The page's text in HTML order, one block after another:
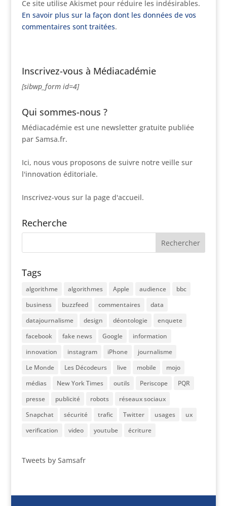
Ce site utilise Akismet pour réduire les indésirables.
En savoir plus sur la façon dont les données de vos
commentaires sont traitées.
Inscrivez-vous à Médiacadémie
[sibwp_form id=4]
Qui sommes-nous ?
Médiacadémie est une newsletter gratuite publiée
par Samsa.fr.
Ici, nous vous proposons de suivre notre veille sur
l'innovation éditoriale.
Inscrivez-vous sur la page d'accueil.
Recherche
Tags
algorithme algorithmes Apple audience
bbc
business
buzzfeed commentaires
data
datajournalisme
design déontologie
enquete
facebook
fake news Google
information
innovation
instagram iPhone
journalisme
Le Monde
Les Décodeurs live mobile
mojo
médias
New York Times outils Periscope
PQR
presse
publicité robots
réseaux sociaux
Snapchat
sécurité trafic Twitter usages
ux
verification
video youtube écriture
Tweets by Samsafr